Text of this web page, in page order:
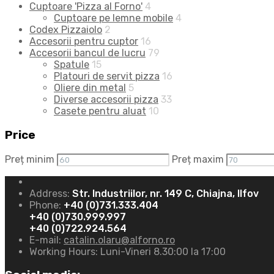
Cuptoare 'Pizza al Forno' 4
Cuptoare pe lemne mobile 4
Codex Pizzaiolo 2
Accesorii pentru cuptor 16
Accesorii bancul de lucru 79
Spatule 15
Platouri de servit pizza 16
Oliere din metal 5
Diverse accesorii pizza 33
Casete pentru aluat 10
Price
Preț minim Preț maxim
Address: Str. Industriilor, nr. 149 C, Chiajna, Ilfov
Phone: +40 (0)731.333.404
+40 (0)730.999.997
+40 (0)722.924.564
E-mail: catalin.olaru@alforno.ro
Working Hours: Luni-Vineri 8.30:00 la 17:00